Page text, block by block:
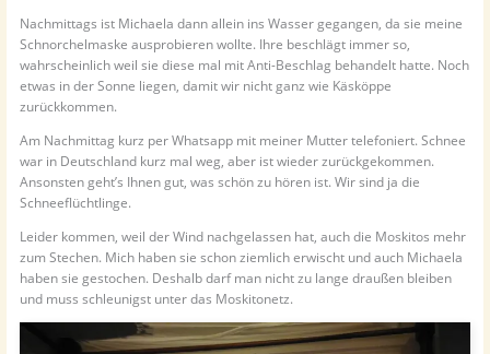
Nachmittags ist Michaela dann allein ins Wasser gegangen, da sie meine
Schnorchelmaske ausprobieren wollte. Ihre beschlägt immer so,
wahrscheinlich weil sie diese mal mit Anti-Beschlag behandelt hatte. Noch
etwas in der Sonne liegen, damit wir nicht ganz wie Käsköppe
zurückkommen.
Am Nachmittag kurz per Whatsapp mit meiner Mutter telefoniert. Schnee
war in Deutschland kurz mal weg, aber ist wieder zurückgekommen.
Ansonsten geht’s Ihnen gut, was schön zu hören ist. Wir sind ja die
Schneeflüchtlinge.
Leider kommen, weil der Wind nachgelassen hat, auch die Moskitos mehr
zum Stechen. Mich haben sie schon ziemlich erwischt und auch Michaela
haben sie gestochen. Deshalb darf man nicht zu lange draußen bleiben
und muss schleunigst unter das Moskitonetz.